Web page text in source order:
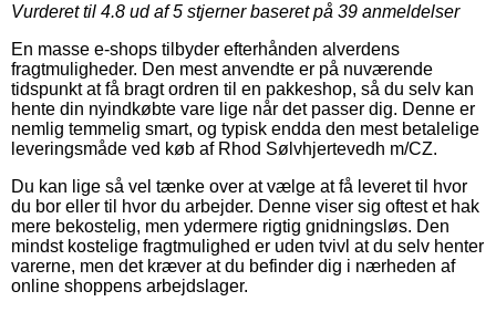
Vurderet til 4.8 ud af 5 stjerner baseret på 39 anmeldelser
En masse e-shops tilbyder efterhånden alverdens
fragtmuligheder. Den mest anvendte er på nuværende
tidspunkt at få bragt ordren til en pakkeshop, så du selv kan
hente din nyindkøbte vare lige når det passer dig. Denne er
nemlig temmelig smart, og typisk endda den mest betalelige
leveringsmåde ved køb af Rhod Sølvhjertevedh m/CZ.
Du kan lige så vel tænke over at vælge at få leveret til hvor
du bor eller til hvor du arbejder. Denne viser sig oftest et hak
mere bekostelig, men ydermere rigtig gnidningsløs. Den
mindst kostelige fragtmulighed er uden tvivl at du selv henter
varerne, men det kræver at du befinder dig i nærheden af
online shoppens arbejdslager.